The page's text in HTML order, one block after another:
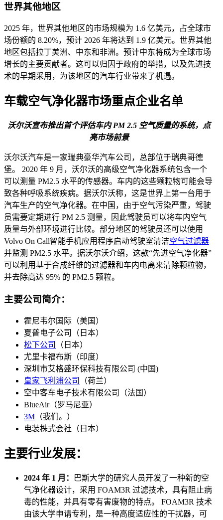
世界其他地区
2025 年，世界其他地区的市场规模为 1.6 亿美元，占全球市
场份额的 8.20%，预计 2026 年将达到 1.9 亿美元。世界其他
地区包括拉丁美洲、中东和非洲。预计中东将成为全球市场
增长的主要贡献者。这可以归因于政府的举措，以及先进技
术的早期采用，为该地区的汽车行业带来了机遇。
车载空气净化器市场重点企业名单
沃尔沃宣布推出首个评估车内 PM 2.5 空气质量的系统，点
亮市场前景
沃尔沃汽车是一家瑞典豪华汽车公司，总部位于瑞典哥德
堡。 2020 年 9 月，沃尔沃的高级空气净化器系统包含一个
可以测量 PM2.5 水平的传感器。车内的这些颗粒物可能会导
致各种呼吸系统疾病。据沃尔沃称，这是世界上第一台用于
汽车生产的空气净化器。在中国，由于空气污染严重，驾驶
员需要定期进行 PM 2.5 测量，因此驾驶员可以将车内空气
质量与外部环境进行比较。部分地区的驾驶员还可以使用
Volvo On Call智能手机应用程序启动驾驶室清洁空气过滤器
并监测 PM2.5 水平。据沃尔沃介绍，这款“先进空气净化器”
可以利用基于合成纤维的过滤器和车内电离来清除颗粒物，
并去除高达 95% 的 PM2.5 颗粒。
主要公司简介：
霍尼韦尔国际（美国）
夏普电子公司（日本）
松下公司
（日本）
尤里卡福布斯（印度）
深圳市艾格盛环保科技有限公司 (中国)
皇家飞利浦公司
（荷兰）
空中客车电子技术有限公司（法国）
BlueAir（罗马尼亚）
3M （我们。）
电装株式会社（日本）
主要行业发展：
2024 年 1 月：
巴斯大学的研究人员开发了一种新的空
气净化器设计，采用 FOAM3R 过滤技术，具有阻止病
毒的性能，并具有零有害废物的特点。 FOAM3R 技术
由该大学申请专利，是一种高度适应性的干扰器，可